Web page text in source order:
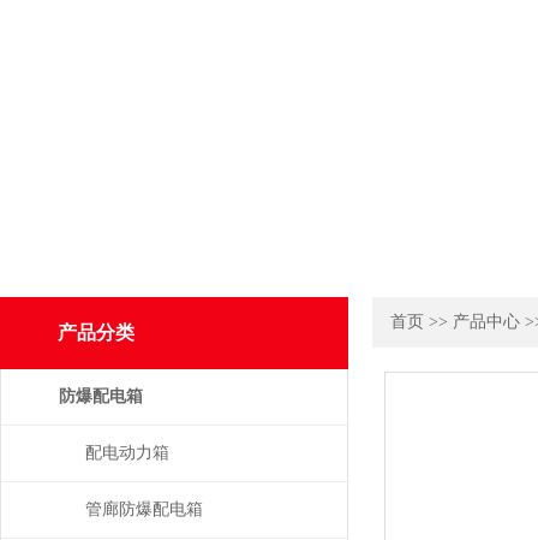
首页 >> 产品中心
产品分类
防爆配电箱
配电动力箱
管廊防爆配电箱